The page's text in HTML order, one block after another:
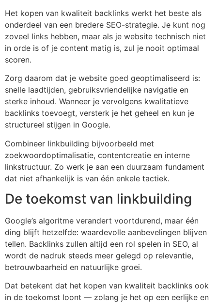
Het kopen van kwaliteit backlinks werkt het beste als
onderdeel van een bredere SEO-strategie. Je kunt nog
zoveel links hebben, maar als je website technisch niet
in orde is of je content matig is, zul je nooit optimaal
scoren.
Zorg daarom dat je website goed geoptimaliseerd is:
snelle laadtijden, gebruiksvriendelijke navigatie en
sterke inhoud. Wanneer je vervolgens kwalitatieve
backlinks toevoegt, versterk je het geheel en kun je
structureel stijgen in Google.
Combineer linkbuilding bijvoorbeeld met
zoekwoordoptimalisatie, contentcreatie en interne
linkstructuur. Zo werk je aan een duurzaam fundament
dat niet afhankelijk is van één enkele tactiek.
De toekomst van linkbuilding
Google’s algoritme verandert voortdurend, maar één
ding blijft hetzelfde: waardevolle aanbevelingen blijven
tellen. Backlinks zullen altijd een rol spelen in SEO, al
wordt de nadruk steeds meer gelegd op relevantie,
betrouwbaarheid en natuurlijke groei.
Dat betekent dat het kopen van kwaliteit backlinks ook
in de toekomst loont — zolang je het op een eerlijke en